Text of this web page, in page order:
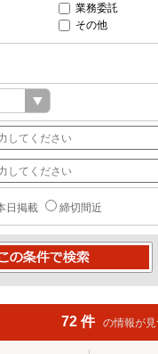
業務委託
その他
日掲載 締切間近
72 件 の情報が